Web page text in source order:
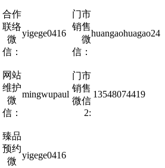
合作
联络
微
信：
yigege0416
门市
销售
微
信：
huangaohuagao24
网站
维护
微
信：
mingwupaul
门市
销售
微信
2:
13548074419
臻品
预约
微
yigege0416